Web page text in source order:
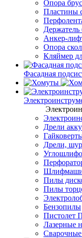
Опора
Пластины
Держатель
Анкер-
Опора
Кляймер
Фасадная
Дрели
Дрели,
Пилы
Пилы
Бензопилы
Пистолет
Лазерные